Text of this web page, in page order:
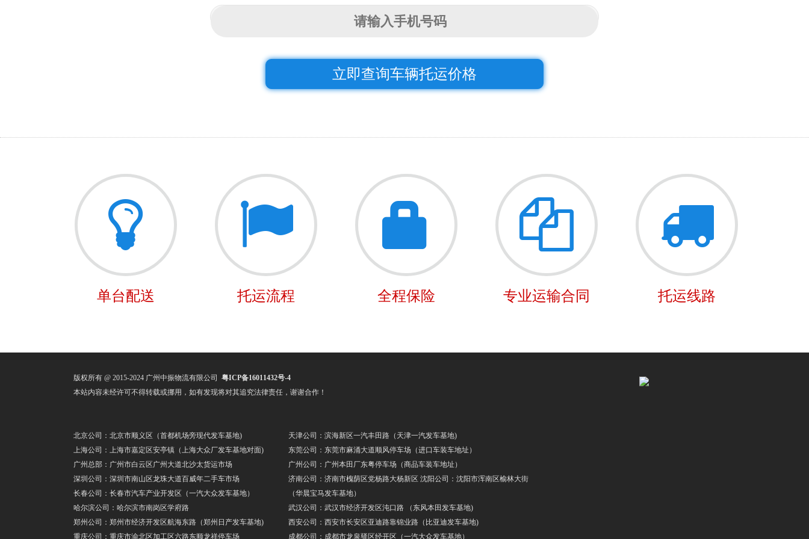
立即查询车辆托运价格
单台配送 托运流程 全程保险 专业运输合同 托运线路
版权所有 @ 2015-2024 广州中振物流有限公司粤ICP备16011432号-4
本站内容未经许可不得转载或挪用，如有发现将对其追究法律责任，谢谢合作！
北京公司：北京市顺义区（首都机场旁现代发车基地)
上海公司：上海市嘉定区安亭镇（上海大众厂发车基地对面)
广州总部：广州市白云区广州大道北沙太货运市场
深圳公司：深圳市南山区龙珠大道百威年二手车市场
长春公司：长春市汽车产业开发区（一汽大众发车基地）
哈尔滨公司：哈尔滨市南岗区学府路
郑州公司：郑州市经济开发区航海东路（郑州日产发车基地)
重庆公司：重庆市渝北区加工区六路东顺龙祥停车场
天津公司：滨海新区一汽丰田路（天津一汽发车基地)
东莞公司：东莞市麻涌大道顺风停车场（进口车装车地址）
广州公司：广州本田厂东粤停车场（商品车装车地址）
济南公司：济南市槐荫区党杨路大杨新区 沈阳公司：沈阳市浑南区榆林大街
（华晨宝马发车基地）
武汉公司：武汉市经济开发区沌口路 （东风本田发车基地)
西安公司：西安市长安区亚迪路靠锦业路（比亚迪发车基地)
成都公司：成都市龙泉驿区经开区（一汽大众发车基地）